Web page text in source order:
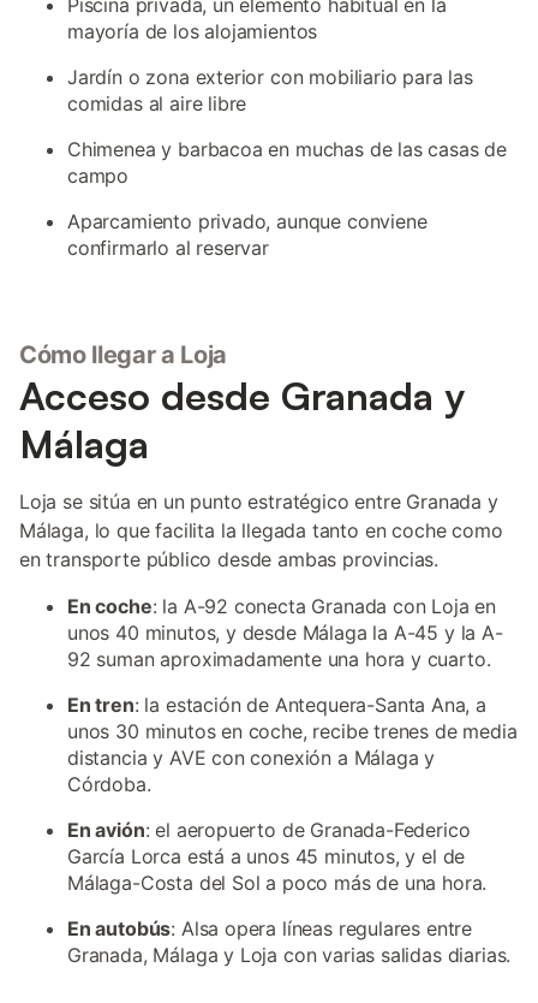
Piscina privada, un elemento habitual en la
mayoría de los alojamientos
Jardín o zona exterior con mobiliario para las
comidas al aire libre
Chimenea y barbacoa en muchas de las casas de
campo
Aparcamiento privado, aunque conviene
confirmarlo al reservar
Cómo llegar a Loja
Acceso desde Granada y
Málaga
Loja se sitúa en un punto estratégico entre Granada y
Málaga, lo que facilita la llegada tanto en coche como
en transporte público desde ambas provincias.
En coche: la A-92 conecta Granada con Loja en
unos 40 minutos, y desde Málaga la A-45 y la A-
92 suman aproximadamente una hora y cuarto.
En tren: la estación de Antequera-Santa Ana, a
unos 30 minutos en coche, recibe trenes de media
distancia y AVE con conexión a Málaga y
Córdoba.
En avión: el aeropuerto de Granada-Federico
García Lorca está a unos 45 minutos, y el de
Málaga-Costa del Sol a poco más de una hora.
En autobús: Alsa opera líneas regulares entre
Granada, Málaga y Loja con varias salidas diarias.